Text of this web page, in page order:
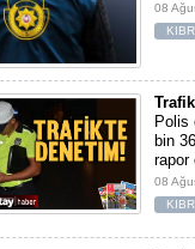
08
Polis
bin
rapor
08